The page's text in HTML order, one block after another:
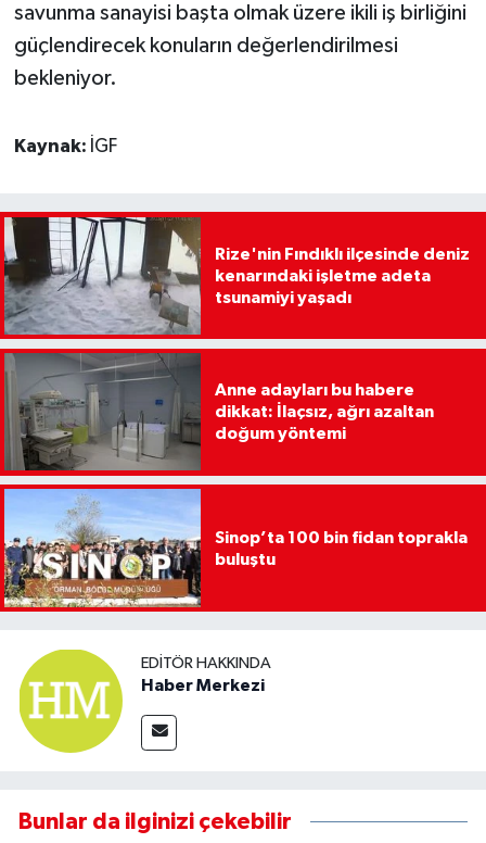
savunma sanayisi başta olmak üzere ikili iş birliğini
güçlendirecek konuların değerlendirilmesi
bekleniyor.
Kaynak: İGF
Rize'nin Fındıklı ilçesinde deniz
kenarındaki işletme adeta
tsunamiyi yaşadı
Anne adayları bu habere
dikkat: İlaçsız, ağrı azaltan
doğum yöntemi
Sinop’ta 100 bin fidan toprakla
buluştu
EDITÖR HAKKINDA
Haber Merkezi
Bunlar da ilginizi çekebilir